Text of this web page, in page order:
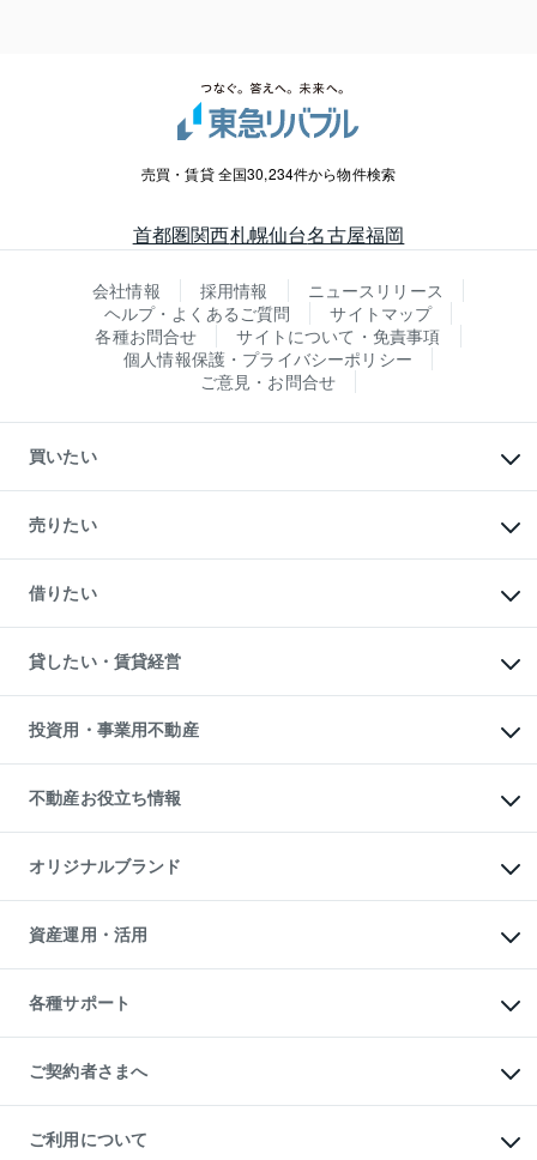
売買・賃貸 全国30,234件から物件検索
首都圏関西札幌仙台名古屋福岡
会社情報 採用情報
ニュースリリース
ヘルプ・よくあるご質問
サイトマップ
各種お問合せ
サイトについて・免責事項
個人情報保護・プライバシーポリシー
ご意見・お問合せ
買いたい
新築・分譲マンションの購入
中古マンションの購入
一戸建ての購入
中古一戸建ての購入
不動産購入の流れ
注目キーワード物件特集
購入ガイド
English 繁体中文簡体中文
売りたい
一戸建ての売却・査定
土地の売却・査定
スピードAI査定
不動産査定について
不動産売却の流れ
不動産買換えの流れ
売却ガイド
借りたい
オフィス・店舗の賃貸
借りるときの流れ
借りるガイド
貸したい・賃貸経営
マンション賃料データ
賃貸管理プラン
リロケーションについて
貸すガイド
投資用・事業用不動産
事業用不動産
マンション投資
投資用マンション
アパート経営
収益物件
ビル購入（ビル一棟）
投資用不動産の売却査定
事業用不動産の売却査定
不動産お役立ち情報
マンションライブラリー
人気マンションランキング
暮らしに役立つ不動産メディア
不動産相場・不動産価格情報
不動産コラム・ニュース
不動産用語集
不動産なんでもネット相談室
住まいの税金
オリジナルブランド
一棟リノベーションマンション
L`GENTE（ルジェンテ）
区分リノベーションマンション
投資用一棟レジデンスWELL
不動産小口投資
LEGACIA（レガシア）
資産運用・活用
不動産M&A
アセットマネジメント・出資
各種サポート
相続サポート
リフォームサポート
ご契約者さまへ
ご紹介・再契約特典
入居者様専用-各種ご案内（賃貸）
ご利用について